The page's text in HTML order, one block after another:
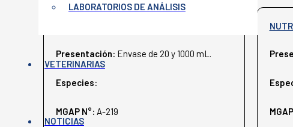
LABORATORIOS DE ANÁLISIS
VETERINARIAS
NOTICIAS
Presentación: Envase de 20 y 1000 mL.
Especies:
MGAP N°: A-219